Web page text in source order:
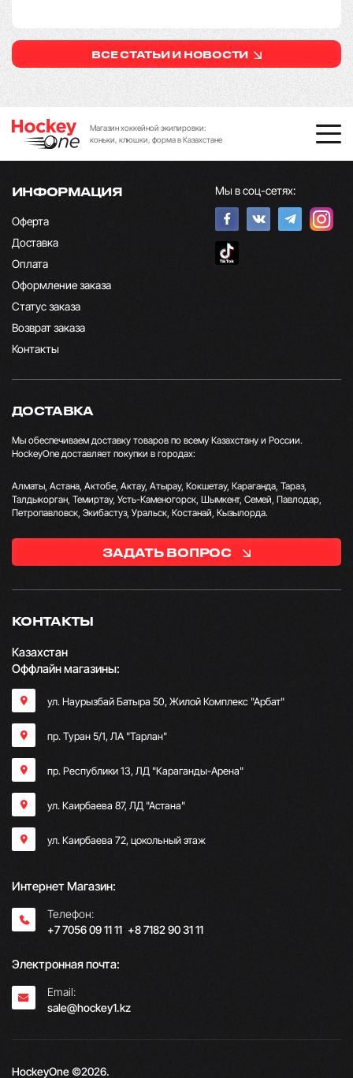
ВСЕ СТАТЬИ И НОВОСТИ
Магазин хоккейной экипировки:
коньки, клюшки, форма в Казахстане
ИНФОРМАЦИЯ
Оферта
Доставка
Оплата
Оформление заказа
Статус заказа
Возврат заказа
Контакты
Мы в соц-сетях:
КОНТАКТЫ
Казахстан
Оффлайн магазины:
ул. Наурызбай Батыра 50, Жилой Комплекс "Арбат"
пр. Туран 5/1, ЛА "Тарлан"
пр. Республики 13, ​ЛД "Караганды-Арена"
ул. Каирбаева 87, ЛД "Астана"
ул. Каирбаева 72, цокольный этаж
Интернет Магазин:
Телефон:
+7 7056 09 11 11; +8 7182 90 31 11
Электронная почта:
Email:
sale@hockey1.kz
ДОСТАВКА
Мы обеспечиваем доставку товаров по всему Казахстану и России.
HockeyOne доставляет покупки в городах:
Алматы, Астана, Актобе, Актау, Атырау, Кокшетау, Караганда, Тараз,
Талдыкорган, Темиртау, Усть-Каменогорск, Шымкент, Семей, Павлодар,
Петропавловск, Экибастуз, Уральск, Костанай, Кызылорда.
ЗАДАТЬ ВОПРОС
HockeyOne ©2026.